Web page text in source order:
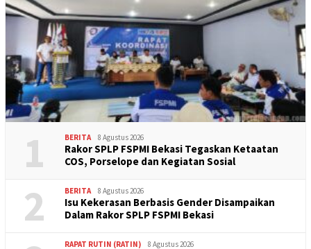
1 BERITA 8 Agustus 2026
Rakor SPLP FSPMI Bekasi Tegaskan Ketaatan
COS, Porselope dan Kegiatan Sosial
2 BERITA 8 Agustus 2026
Isu Kekerasan Berbasis Gender Disampaikan
Dalam Rakor SPLP FSPMI Bekasi
RAPAT RUTIN (RATIN) 8 Agustus 2026